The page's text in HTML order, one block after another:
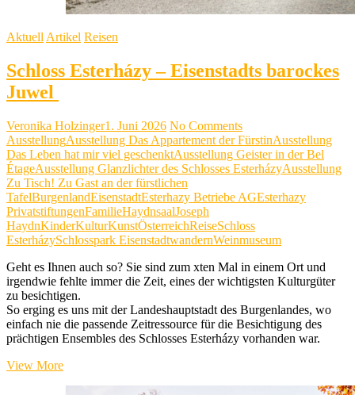
Aktuell Artikel Reisen
Schloss Esterházy – Eisenstadts barockes
Juwel
Veronika Holzinger1. Juni 2026 No Comments
AusstellungAusstellung Das Appartement der FürstinAusstellung
Das Leben hat mir viel geschenktAusstellung Geister in der Bel
ÉtageAusstellung Glanzlichter des Schlosses EsterházyAusstellung
Zu Tisch! Zu Gast an der fürstlichen
TafelBurgenlandEisenstadtEsterhazy Betriebe AGEsterhazy
PrivatstiftungenFamilieHaydnsaalJoseph
HaydnKinderKulturKunstÖsterreichReiseSchloss
EsterházySchlosspark EisenstadtwandernWeinmuseum
Geht es Ihnen auch so? Sie sind zum xten Mal in einem Ort und
irgendwie fehlte immer die Zeit, eines der wichtigsten Kulturgüter
zu besichtigen.
So erging es uns mit der Landeshauptstadt des Burgenlandes, wo
einfach nie die passende Zeitressource für die Besichtigung des
prächtigen Ensembles des Schlosses Esterházy vorhanden war.
View MoreSchloss